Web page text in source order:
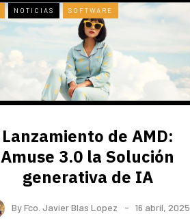
NOTICIAS SOFTWARE
Lanzamiento de AMD:
Amuse 3.0 la Solución
generativa de IA
ByFco. Javier Blas Lopez 16 abril, 2025